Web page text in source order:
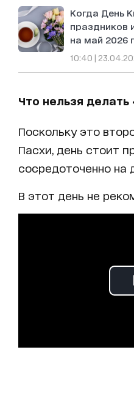
Когда День
праздников
на май 2026
10:40 |
Что нельзя делать
Поскольку это
Пасхи, день стоит
сосредоточенно на
В этот день не